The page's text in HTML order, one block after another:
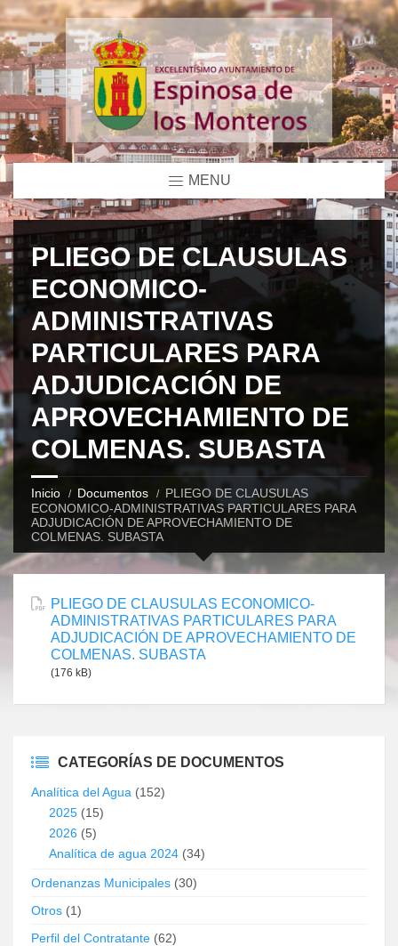
MENU
PLIEGO DE CLAUSULAS
ECONOMICO-
ADMINISTRATIVAS
PARTICULARES PARA
ADJUDICACIÓN DE
APROVECHAMIENTO DE
COLMENAS. SUBASTA
Inicio Documentos
PLIEGO DE CLAUSULAS
ECONOMICO-ADMINISTRATIVAS PARTICULARES PARA
ADJUDICACIÓN DE APROVECHAMIENTO DE
COLMENAS. SUBASTA
PLIEGO DE CLAUSULAS ECONOMICO-
ADMINISTRATIVAS PARTICULARES PARA
ADJUDICACIÓN DE APROVECHAMIENTO DE
COLMENAS. SUBASTA
(176 kB)
CATEGORÍAS DE DOCUMENTOS
Analítica del Agua (152)
2025 (15)
2026 (5)
Analítica de agua 2024 (34)
Ordenanzas Municipales (30)
Otros (1)
Perfil del Contratante (62)